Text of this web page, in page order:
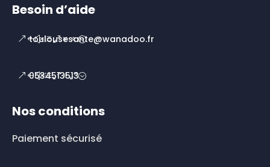
Besoin d’aide
toulousesante@wanadoo.fr
0534513513
Nos conditions
Paiement sécurisé